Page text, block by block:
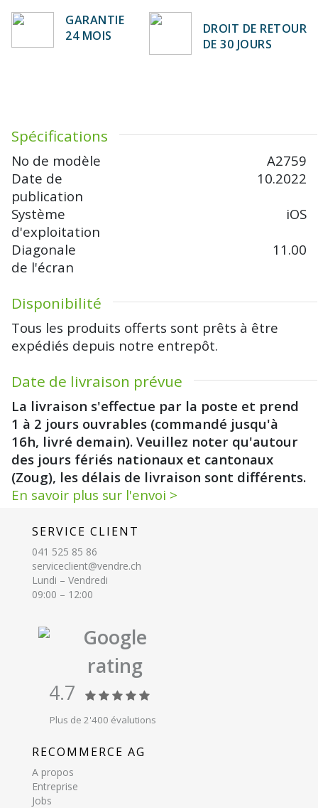
GARANTIE
24 MOIS
DROIT DE RETOUR
DE 30 JOURS
Spécifications
No de modèle
A2759
Date de
publication
10.2022
Système
d'exploitation
iOS
Diagonale
de l'écran
11.00
Disponibilité
Tous les produits offerts sont prêts à être
expédiés depuis notre entrepôt.
Date de livraison prévue
La livraison s'effectue par la poste et prend
1 à 2 jours ouvrables (commandé jusqu'à
16h, livré demain). Veuillez noter qu'autour
des jours fériés nationaux et cantonaux
(Zoug), les délais de livraison sont différents.
En savoir plus sur l'envoi >
SERVICE CLIENT
041 525 85 86
serviceclient@vendre.ch
Lundi – Vendredi
09:00 – 12:00
Google
rating
4.7
Plus de 2'400 évalutions
RECOMMERCE AG
A propos
Entreprise
Jobs